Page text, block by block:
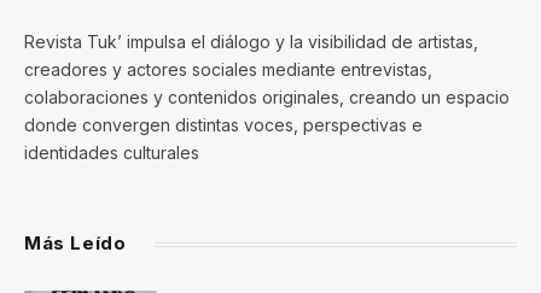
Revista Tuk’ impulsa el diálogo y la visibilidad de artistas,
creadores y actores sociales mediante entrevistas,
colaboraciones y contenidos originales, creando un espacio
donde convergen distintas voces, perspectivas e
identidades culturales
Más Leído